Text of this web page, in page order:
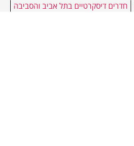
חדרים דיסקרטיים בתל אביב והסביבה